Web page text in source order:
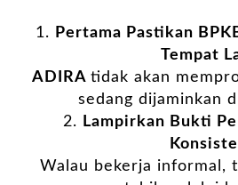
Pertama Pastikan
Tempat
ADIRAtidak akan
sedang dijaminkan
Lampirkan Bukti
Walau bekerja informal,